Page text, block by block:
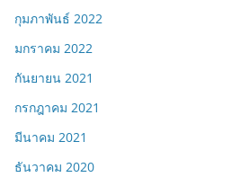
กุมภาพันธ์ 2022
มกราคม 2022
กันยายน 2021
กรกฎาคม 2021
มีนาคม 2021
ธันวาคม 2020